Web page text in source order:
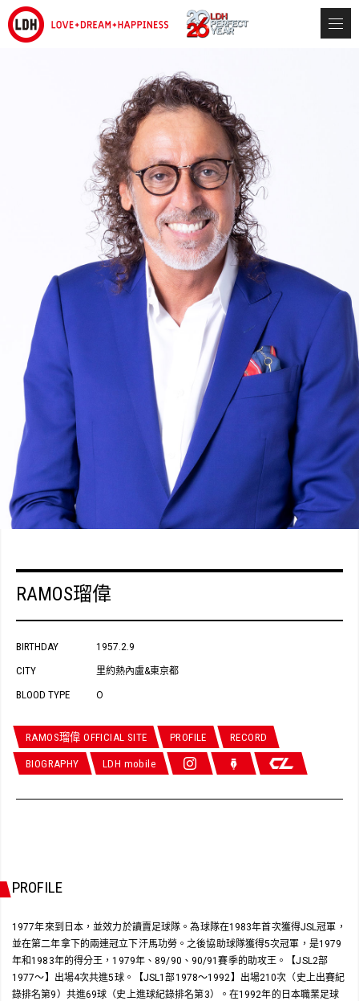
RAMOS瑠偉
BIRTHDAY 1957.2.9
CITY 里約熱內盧&東京都
BLOOD TYPE O
RAMOS瑠偉 OFFICIAL SITE PROFILE RECORD
BIOGRAPHY LDH mobile
PROFILE
1977年來到日本，並效力於讀賣足球隊。為球隊在1983年首次獲得JSL冠軍，
並在第二年拿下的兩連冠立下汗馬功勞。之後協助球隊獲得5次冠軍，是1979
年和1983年的得分王，1979年、89/90、90/91賽季的助攻王。【JSL2部
1977～】出場4次共進5球。【JSL1部1978～1992】出場210次（史上出賽紀
錄排名第9）共進69球（史上進球紀錄排名第3）。在1992年的日本職業足球